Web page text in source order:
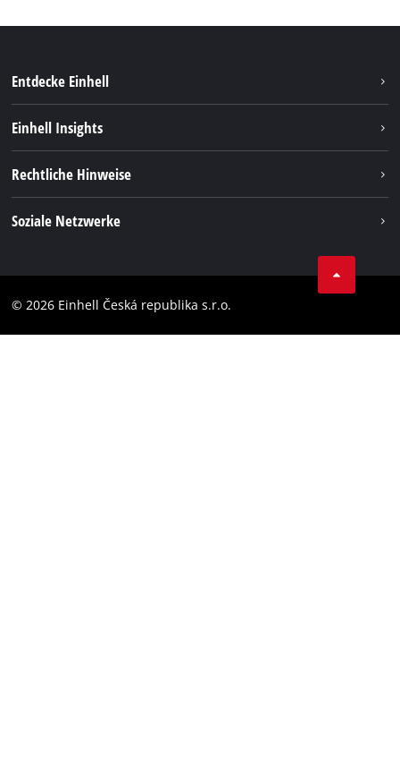
Entdecke Einhell
Akkusystem
Einhell Insights
Rechtliche Hinweise
Barrierefreiheits-Erklärung
Soziale Netzwerke
Instagram
© 2026 Einhell Česká republika s.r.o.